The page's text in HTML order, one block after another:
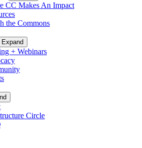
CC Makes An Impact
the Commons
Expand
+ Webinars
Circle